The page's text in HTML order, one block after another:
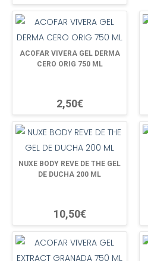
ACOFAR VIVERA GEL DERMA
CERO ORIG 750 ML
2,50€
NUXE BODY REVE DE THE GEL
DE DUCHA 200 ML
10,50€